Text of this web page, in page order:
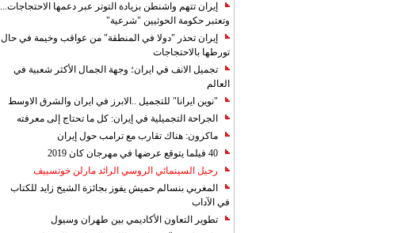
إيران تتهم واشنطن بزيادة التوتر عبر دعمها الاحتجاجات...
وتعتبر حكومة الحوثيين "شرعية"
إيران تحذر "دولا في المنطقة" من عواقب وخيمة في حال
تورطها بالاحتجاجات
تجميل الانف في ايران؛ وجهة الجمال الأكثر شعبية في
العالم
"نوين ايرانا" للتجميل ..الابرز في ايران والشرق الاوسط
الجراحة التجميلية في إيران: كل ما تحتاج إلى معرفته
ماكرون: هناك تقارب مع ترامب حول إيران
40 فيلما يتوقع عرضها في مهرجان كان 2019
رحيل السينمائي الروسي الرائد مارلن خوتسييف
المغربي بنسالم حميش يفوز بجائزة الشيخ زايد للكتاب
في الآداب
تطوير التعاون الأكاديمي بين طهران وسيول